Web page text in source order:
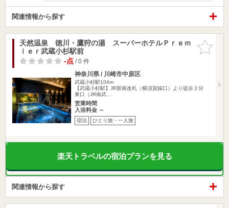
関連情報から探す
お気に入
りに追加
天然温泉 徳川・鷹狩の湯 スーパーホテルＰｒｅｍ
ｉｅｒ武蔵小杉駅前
-点/ 0 件
神奈川県 / 川崎市中原区
武蔵小杉駅104m
【武蔵小杉駅】JR新南改札（横須賀線口）より徒歩２分
東口（JR南武…
営業時間
入浴料金 ～
宿泊 ひとり旅・一人旅
楽天トラベルの宿泊プランを見る
関連情報から探す